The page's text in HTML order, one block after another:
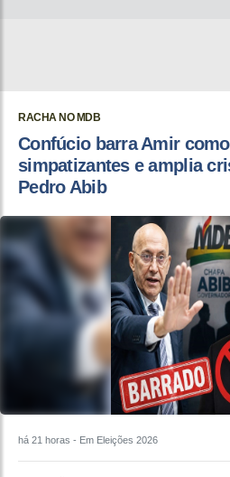
RACHA NO MDB
Confúcio barra Amir
simpatizantes e amplia
Pedro Abib
há 21 horas - Em Eleições 2026